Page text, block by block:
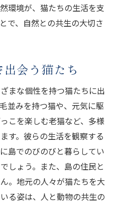
環境が、猫たちの生活を支
で、自然との共生の大切さ
会う猫たち
まな個性を持つ猫たちに出
並みを持つ猫や、元気に駆
こを楽しむ老猫など、多様
す。彼らの生活を観察する
島でのびのびと暮らしてい
しょう。また、島の住民と
。地元の人々が猫たちを大
る姿は、人と動物の共生の